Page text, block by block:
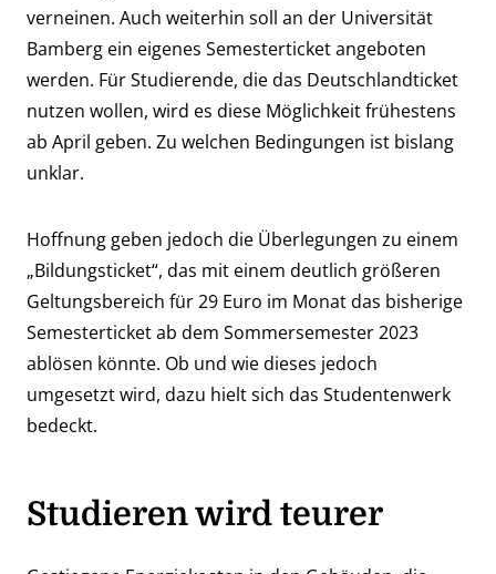
verneinen. Auch weiterhin soll an der Universität
Bamberg ein eigenes Semesterticket angeboten
werden. Für Studierende, die das Deutschlandticket
nutzen wollen, wird es diese Möglichkeit frühestens
ab April geben. Zu welchen Bedingungen ist bislang
unklar.
Hoffnung geben jedoch die Überlegungen zu einem
„Bildungsticket“, das mit einem deutlich größeren
Geltungsbereich für 29 Euro im Monat das bisherige
Semesterticket ab dem Sommersemester 2023
ablösen könnte. Ob und wie dieses jedoch
umgesetzt wird, dazu hielt sich das Studentenwerk
bedeckt.
Studieren wird teurer